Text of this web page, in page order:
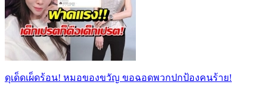
ดุเด็ดเผ็ดร้อน! หมอของขวัญ ขอฉอดพวกปกป้องคนร้าย!